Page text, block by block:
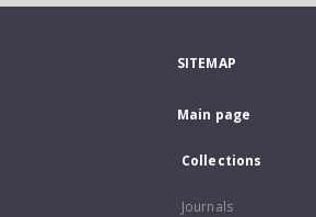
SITEMAP
Main page
Collections
Journals